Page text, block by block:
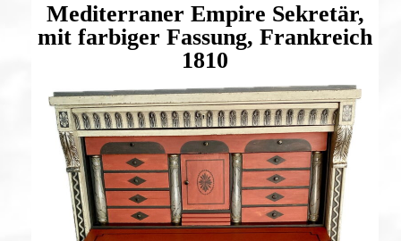
Mediterraner Empire Sekretär,
mit farbiger Fassung, Frankreich
1810